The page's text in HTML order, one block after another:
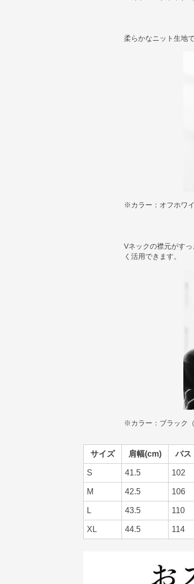
柔らかなニット生地
※カラー：オフホワ
Vネックの襟元がす
く活用できます。
※カラー：ブラック（
サイズ 肩幅(cm) バス
S 41.5 102
M 42.5 106
L 43.5 110
XL 44.5 114